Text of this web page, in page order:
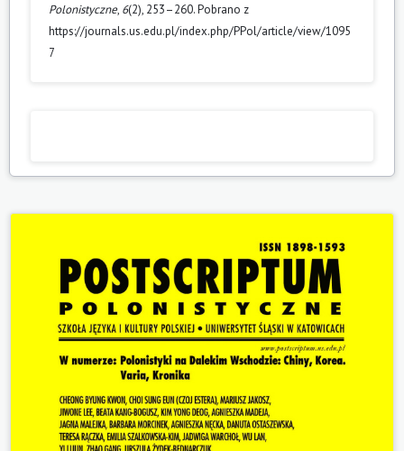
Polonistyczne, 6(2), 253–260. Pobrano z
https://journals.us.edu.pl/index.php/PPol/article/view/1095
7